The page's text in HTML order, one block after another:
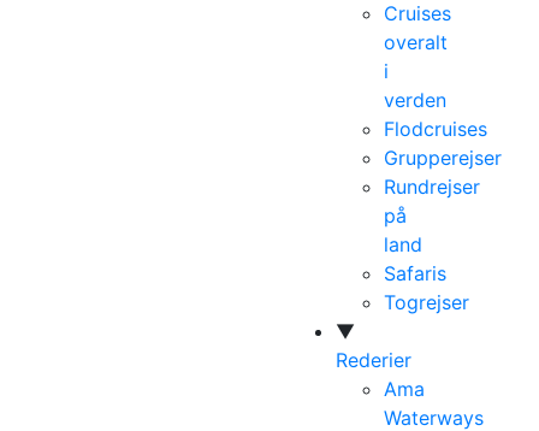
Cruises
overalt
i
verden
Flodcruises
Grupperejser
Rundrejser
på
land
Safaris
Togrejser
▼
Rederier
Ama
Waterways